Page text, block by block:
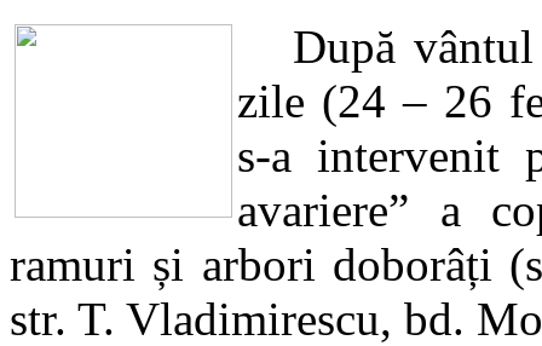
După vântul
zile (24 – 26
s-a intervenit
avariere” a
ramuri și arbori doborâți
str. T. Vladimirescu, bd.